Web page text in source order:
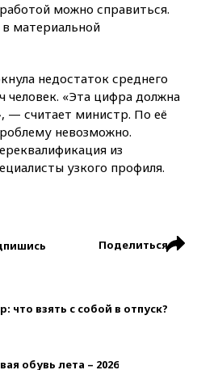
можно справиться.
материальной
недостаток среднего
«Эта цифра должна
— считает министр. По её
невозможно.
из
узкого профиля.
Поделиться
взять с собой в отпуск?
обувь лета – 2026